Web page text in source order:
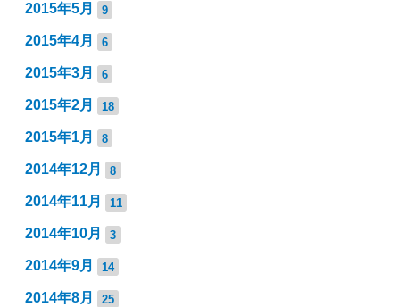
2015年5月 9
2015年4月 6
2015年3月 6
2015年2月 18
2015年1月 8
2014年12月 8
2014年11月 11
2014年10月 3
2014年9月 14
2014年8月 25